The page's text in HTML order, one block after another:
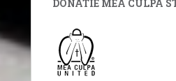
DONATIE MEA CULPA